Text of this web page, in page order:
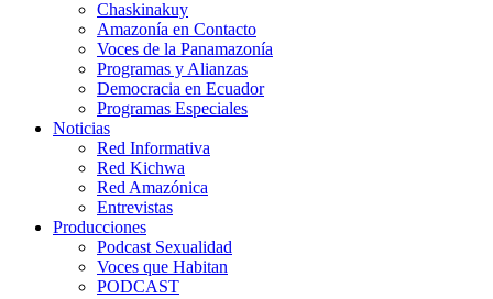
Chaskinakuy
Amazonía en Contacto
Voces de la Panamazonía
Programas y Alianzas
Democracia en Ecuador
Programas Especiales
Noticias
Red Informativa
Red Kichwa
Red Amazónica
Entrevistas
Producciones
Podcast Sexualidad
Voces que Habitan
PODCAST